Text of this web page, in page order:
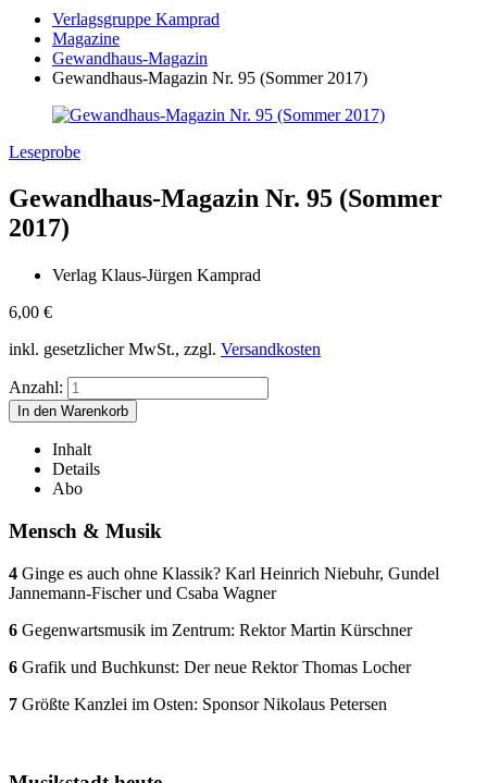
Verlagsgruppe Kamprad
Magazine
Gewandhaus-Magazin
Gewandhaus-Magazin Nr. 95 (Sommer 2017)
Leseprobe
Gewandhaus-Magazin Nr. 95 (Sommer
2017)
Verlag Klaus-Jürgen Kamprad
6,00 €
inkl. gesetzlicher MwSt., zzgl. Versandkosten
Anzahl:
Inhalt
Details
Abo
Mensch & Musik
4 Ginge es auch ohne Klassik? Karl Heinrich Niebuhr, Gundel
Jannemann-Fischer und Csaba Wagner
6 Gegenwartsmusik im Zentrum: Rektor Martin Kürschner
6 Grafik und Buchkunst: Der neue Rektor Thomas Locher
7 Größte Kanzlei im Osten: Sponsor Nikolaus Petersen